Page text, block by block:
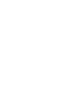
utazók